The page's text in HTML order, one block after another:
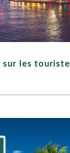
sur les